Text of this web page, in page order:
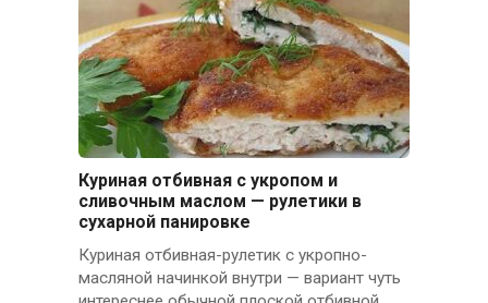
Куриная отбивная с укропом и
сливочным маслом — рулетики в
сухарной панировке
Куриная отбивная-рулетик с укропно-
масляной начинкой внутри — вариант чуть